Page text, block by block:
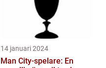
14 januari 2024
Man City-spelare: En